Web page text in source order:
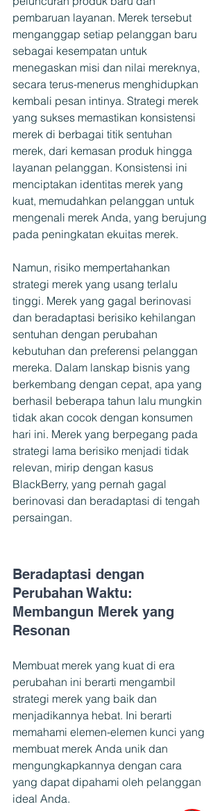
pembaruan layanan. Merek tersebut
menganggap setiap pelanggan baru
sebagai kesempatan untuk
menegaskan misi dan nilai mereknya,
secara terus-menerus menghidupkan
kembali pesan intinya. Strategi merek
yang sukses memastikan konsistensi
merek di berbagai titik sentuhan
merek, dari kemasan produk hingga
layanan pelanggan. Konsistensi ini
menciptakan identitas merek yang
kuat, memudahkan pelanggan untuk
mengenali merek Anda, yang berujung
pada peningkatan ekuitas merek.
Namun, risiko mempertahankan
strategi merek yang usang terlalu
tinggi. Merek yang gagal berinovasi
dan beradaptasi berisiko kehilangan
sentuhan dengan perubahan
kebutuhan dan preferensi pelanggan
mereka. Dalam lanskap bisnis yang
berkembang dengan cepat, apa yang
berhasil beberapa tahun lalu mungkin
tidak akan cocok dengan konsumen
hari ini. Merek yang berpegang pada
strategi lama berisiko menjadi tidak
relevan, mirip dengan kasus
BlackBerry, yang pernah gagal
berinovasi dan beradaptasi di tengah
persaingan.
Beradaptasi dengan
Perubahan Waktu:
Membangun Merek yang
Resonan
Membuat merek yang kuat di era
perubahan ini berarti mengambil
strategi merek yang baik dan
menjadikannya hebat. Ini berarti
memahami elemen-elemen kunci yang
membuat merek Anda unik dan
mengungkapkannya dengan cara
yang dapat dipahami oleh pelanggan
ideal Anda.